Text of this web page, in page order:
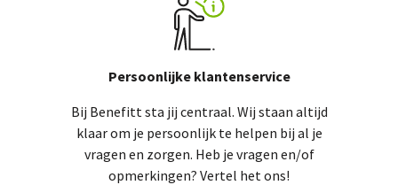
Persoonlijke klantenservice
Bij Benefitt sta jij centraal. Wij staan altijd
klaar om je persoonlijk te helpen bij al je
vragen en zorgen. Heb je vragen en/of
opmerkingen? Vertel het ons!